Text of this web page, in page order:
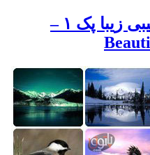
مجموعه والپیپرهای ترکیبی زیبا پک ۱ –